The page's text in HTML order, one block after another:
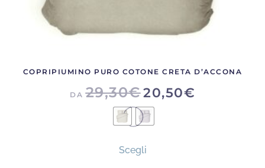
COPRIPIUMINO PURO COTONE CRETA D’ACCONA
DA29,30€20,50€
Scegliprodotto